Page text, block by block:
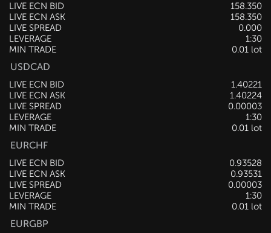
LIVE ECN BID
158.348
LIVE ECN ASK
158.349
LIVE SPREAD
0.001
LEVERAGE
1:30
MIN TRADE
0.01 lot
USDCAD
LIVE ECN BID
1.40221
LIVE ECN ASK
1.40224
LIVE SPREAD
0.00003
LEVERAGE
1:30
MIN TRADE
0.01 lot
EURCHF
LIVE ECN BID
0.93531
LIVE ECN ASK
0.93533
LIVE SPREAD
0.00002
LEVERAGE
1:30
MIN TRADE
0.01 lot
EURGBP